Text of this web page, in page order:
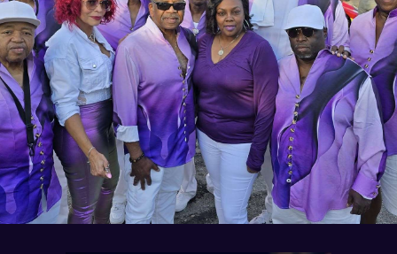
GALLERY
MERCHANDISE
OUR EVENTS
ALL EVENTS VIDEO
CONTACT